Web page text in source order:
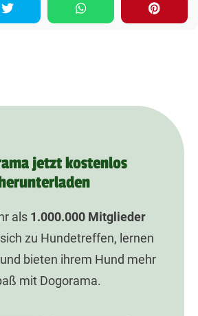
jetzt kostenlos
als 1.000.000Mitglieder
zu Hundetreffen, lernen
bieten ihrem Hund mehr
mit Dogorama.